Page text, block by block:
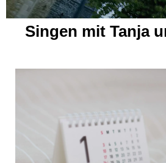
Singen mit Tanja